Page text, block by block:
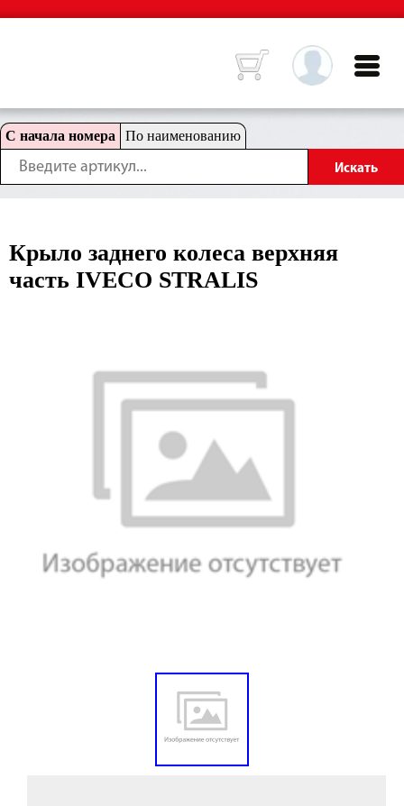
С начала номера По наименованию
Крыло заднего колеса верхняя
часть IVECO STRALIS